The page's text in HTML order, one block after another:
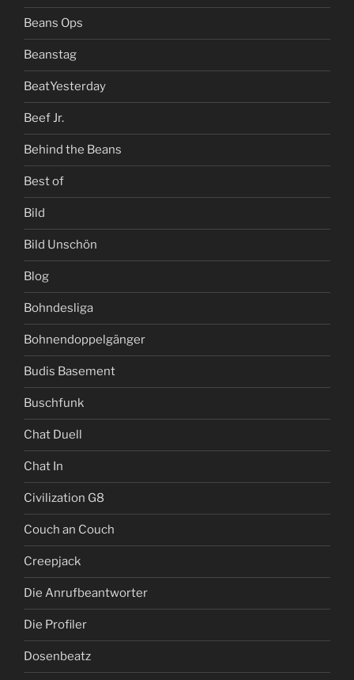
Beans Ops
Beanstag
BeatYesterday
Beef Jr.
Behind the Beans
Best of
Bild
Bild Unschön
Blog
Bohndesliga
Bohnendoppelgänger
Budis Basement
Buschfunk
Chat Duell
Chat In
Civilization G8
Couch an Couch
Creepjack
Die Anrufbeantworter
Die Profiler
Dosenbeatz